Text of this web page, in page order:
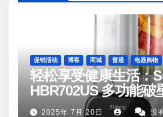
促销活动 博客 商城 普通 电器购物
轻松享受健康生活：
HBR702US 多功能破
2025年 7月 20日 没